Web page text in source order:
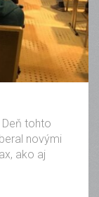
Deň tohto
novými
ako aj